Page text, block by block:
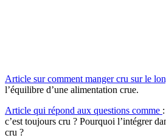
Article sur comment manger cru sur le
l’équilibre d’une alimentation crue.
Article qui répond aux questions comme
c’est toujours cru ? Pourquoi l’intégrer
cru ?